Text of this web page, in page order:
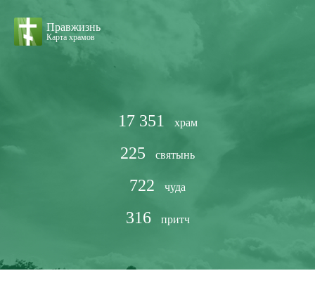
Правжизнь
Карта храмов
17 351 храм
225 святынь
722 чуда
316 притч